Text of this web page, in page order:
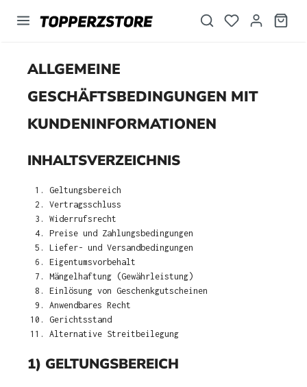
springen
ALLGEMEINE
GESCHÄFTSBEDINGUNGEN MIT
KUNDENINFORMATIONEN
INHALTSVERZEICHNIS
Geltungsbereich
Vertragsschluss
Widerrufsrecht
Preise und Zahlungsbedingungen
Liefer- und Versandbedingungen
Eigentumsvorbehalt
Mängelhaftung (Gewährleistung)
Einlösung von Geschenkgutscheinen
Anwendbares Recht
Gerichtsstand
Alternative Streitbeilegung
1) GELTUNGSBEREICH